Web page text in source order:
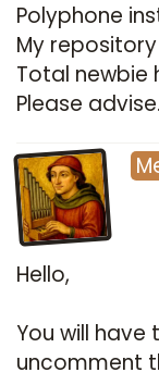
Polyphone
My
Total newbie
Please advise.
Hello,
You will
uncomment